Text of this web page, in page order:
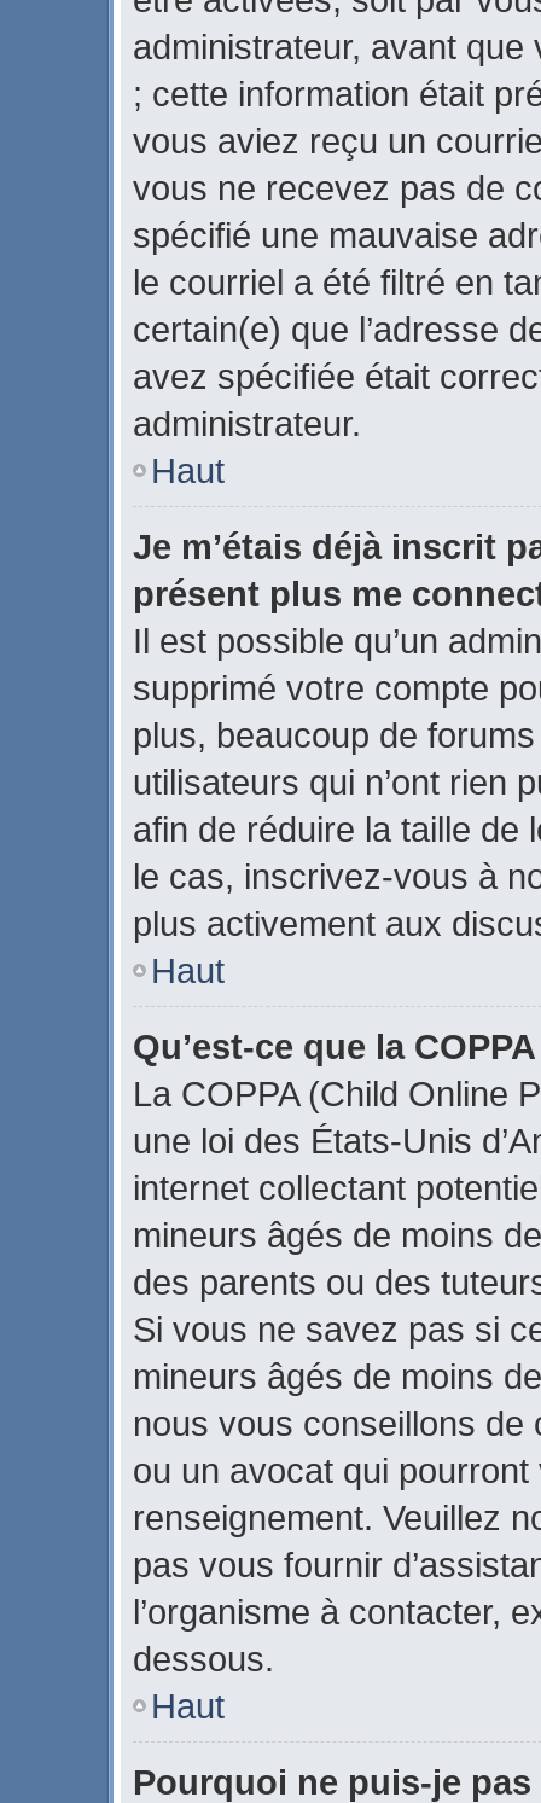
administrateur, avant
; cette information était
vous aviez reçu un
vous ne recevez pas de
spécifié une mauvaise
le courriel a été filtré en
certain(e) que l’adresse
avez spécifiée était
administrateur.
Haut
Je m’étais déjà inscrit
présent plus me
Il est possible qu’un
supprimé votre compte
plus, beaucoup de
utilisateurs qui n’ont rien
afin de réduire la taille de
le cas, inscrivez-vous à
plus activement aux
Haut
Qu’est-ce que la
La COPPA (Child Online
une loi des États-Unis
internet collectant
mineurs âgés de moins
des parents ou des
Si vous ne savez pas si
mineurs âgés de moins
nous vous conseillons de
ou un avocat qui
renseignement. Veuillez
pas vous fournir
l’organisme à contacter,
dessous.
Haut
Pourquoi ne puis-je pas